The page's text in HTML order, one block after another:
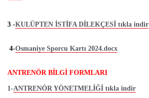
3 -KULÜPTEN İSTİFA DİLEKÇESİ tıkla indir
4-Osmaniye Sporcu Kartı 2024.docx
ANTRENÖR BİLGİ FORMLARI
1-ANTRENÖR YÖNETMELİĞİ tıkla indir